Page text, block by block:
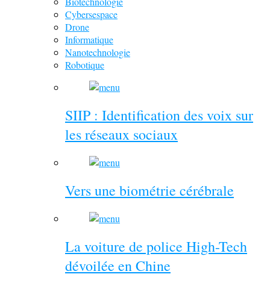
Cybersespace
Drone
Informatique
Nanotechnologie
Robotique
SIIP : Identification des voix sur
les réseaux sociaux
Vers une biométrie cérébrale
La voiture de police High-Tech
dévoilée en Chine